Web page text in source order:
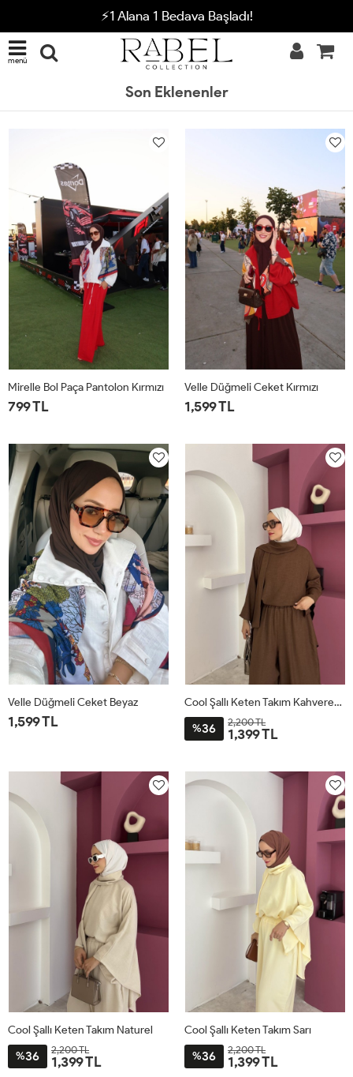
⚡1 Alana 1 Bedava Başladı!
menü
Son Eklenenler
Mirelle Bol Paça Pantolon Kırmızı
799 TL
Velle Düğmeli Ceket Kırmızı
1,599 TL
Velle Düğmeli Ceket Beyaz
1,599 TL
Cool Şallı Keten Takım Kahverengi
%36 2,200 TL
1,399 TL
Cool Şallı Keten Takım Naturel
%36 2,200 TL
1,399 TL
Cool Şallı Keten Takım Sarı
%36 2,200 TL
1,399 TL